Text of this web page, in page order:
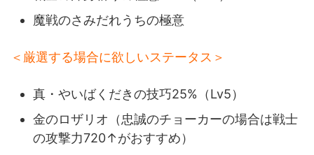
魔戦のさみだれうちの極意
＜厳選する場合に欲しいステータス＞
真・やいばくだきの技巧25%（Lv5）
金のロザリオ（忠誠のチョーカーの場合は戦士
の攻撃力720↑がおすすめ）